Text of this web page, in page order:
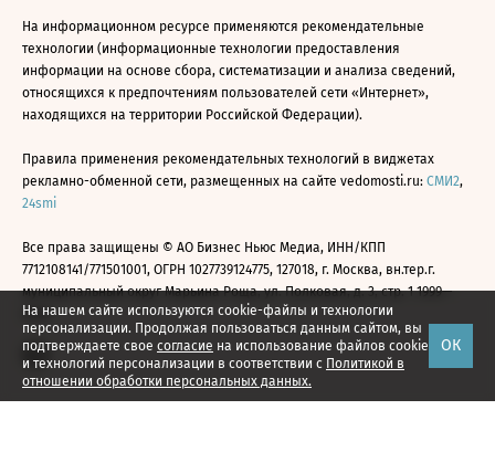
На нашем сайте используются cookie-файлы и технологии
персонализации. Продолжая пользоваться данным сайтом, вы
подтверждаете свое согласие на использование файлов cookie
и технологий персонализации в соответствии с Политикой в
отношении обработки персональных данных.
ОК
На информационном ресурсе применяются рекомендательные
технологии (информационные технологии предоставления
информации на основе сбора, систематизации и анализа сведений,
относящихся к предпочтениям пользователей сети «Интернет»,
находящихся на территории Российской Федерации).
Правила применения рекомендательных технологий в виджетах
рекламно-обменной сети, размещенных на сайте vedomosti.ru: СМИ2,
24smi
Все права защищены © АО Бизнес Ньюс Медиа, ИНН/КПП
7712108141/771501001, ОГРН 1027739124775, 127018, г. Москва, вн.тер.г.
муниципальный округ Марьина Роща, ул. Полковая, д. 3, стр. 1 1999—
2026